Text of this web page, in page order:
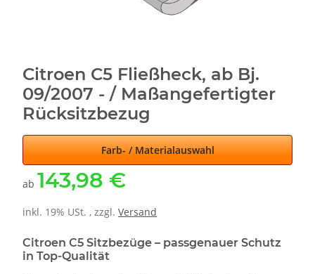
Citroen C5 Fließheck, ab Bj.
09/2007 - / Maßangefertigter
Rücksitzbezug
Farb- / Materialauswahl
ab 143,98 €
inkl. 19% USt. , zzgl. Versand
Citroen C5 Sitzbezüge – passgenauer Schutz
in Top-Qualität